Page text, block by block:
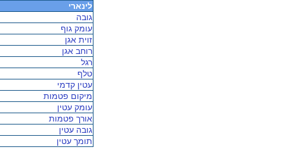
לינארי
גובה
עומק גוף
זוית אגן
רוחב אגן
רגל
טלף
עטין קדמי
מיקום פטמות
עומק עטין
אורך פטמות
גובה עטין
תומך עטין